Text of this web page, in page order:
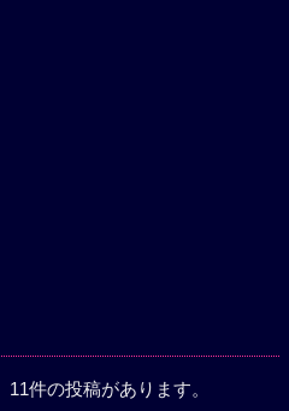
、11件の投稿があります。